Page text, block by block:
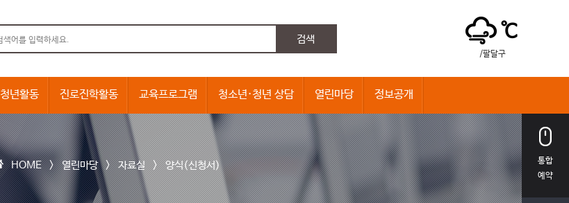
℃
/팔달구
청년활동 진로진학활동 교육프로그램 청소년·청년 상담 열린마당 정보공개
HOME >열린마당>자료실>양식(신청서)
통합
예약